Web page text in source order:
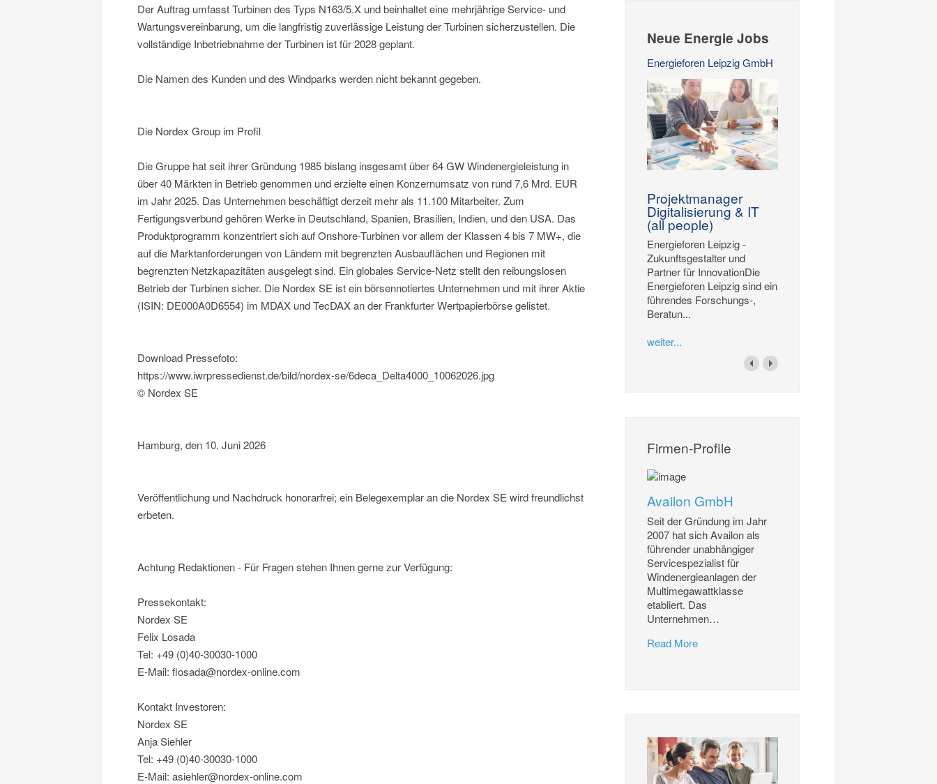
Der Auftrag umfasst Turbinen des Typs N163/5.X und beinhaltet eine mehrjährige Service- und
Wartungsvereinbarung, um die langfristig zuverlässige Leistung der Turbinen sicherzustellen. Die
vollständige Inbetriebnahme der Turbinen ist für 2028 geplant.
Die Namen des Kunden und des Windparks werden nicht bekannt gegeben.
Die Nordex Group im Profil
Die Gruppe hat seit ihrer Gründung 1985 bislang insgesamt über 64 GW Windenergieleistung in
über 40 Märkten in Betrieb genommen und erzielte einen Konzernumsatz von rund 7,6 Mrd. EUR
im Jahr 2025. Das Unternehmen beschäftigt derzeit mehr als 11.100 Mitarbeiter. Zum
Fertigungsverbund gehören Werke in Deutschland, Spanien, Brasilien, Indien, und den USA. Das
Produktprogramm konzentriert sich auf Onshore-Turbinen vor allem der Klassen 4 bis 7 MW+, die
auf die Marktanforderungen von Ländern mit begrenzten Ausbauflächen und Regionen mit
begrenzten Netzkapazitäten ausgelegt sind. Ein globales Service-Netz stellt den reibungslosen
Betrieb der Turbinen sicher. Die Nordex SE ist ein börsennotiertes Unternehmen und mit ihrer Aktie
(ISIN: DE000A0D6554) im MDAX und TecDAX an der Frankfurter Wertpapierbörse gelistet.
Download Pressefoto:
https://www.iwrpressedienst.de/bild/nordex-se/6deca_Delta4000_10062026.jpg
© Nordex SE
Hamburg, den 10. Juni 2026
Veröffentlichung und Nachdruck honorarfrei; ein Belegexemplar an die Nordex SE wird freundlichst
erbeten.
Achtung Redaktionen - Für Fragen stehen Ihnen gerne zur Verfügung:
Pressekontakt:
Nordex SE
Felix Losada
Tel: +49 (0)40-30030-1000
E-Mail: flosada@nordex-online.com
Kontakt Investoren:
Nordex SE
Anja Siehler
Tel: +49 (0)40-30030-1000
E-Mail: asiehler@nordex-online.com
Neue Energie Jobs
Energieforen Leipzig GmbH
Projektmanager
Digitalisierung & IT
(all people)
Energieforen Leipzig -
Zukunftsgestalter und
Partner für InnovationDie
Energieforen Leipzig sind ein
führendes Forschungs-,
Beratun...
weiter...
Firmen-Profile
Availon GmbH
Seit der Gründung im Jahr
2007 hat sich Availon als
führender unabhängiger
Servicespezialist für
Windenergieanlagen der
Multimegawattklasse
etabliert. Das
Unternehmen…
Read More